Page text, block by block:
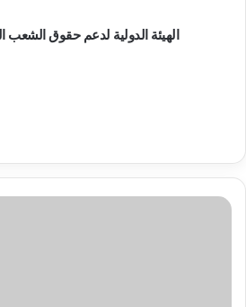
الهيئة الدولية لدعم حقوق
ن